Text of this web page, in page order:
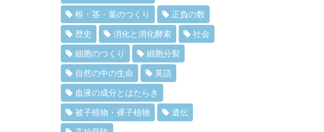
根・茎・葉のつくり 正負の数
歴史 消化と消化酵素 社会
細胞のつくり 細胞分裂
自然の中の生命 英語
血液の成分とはたらき
被子植物・裸子植物 遺伝